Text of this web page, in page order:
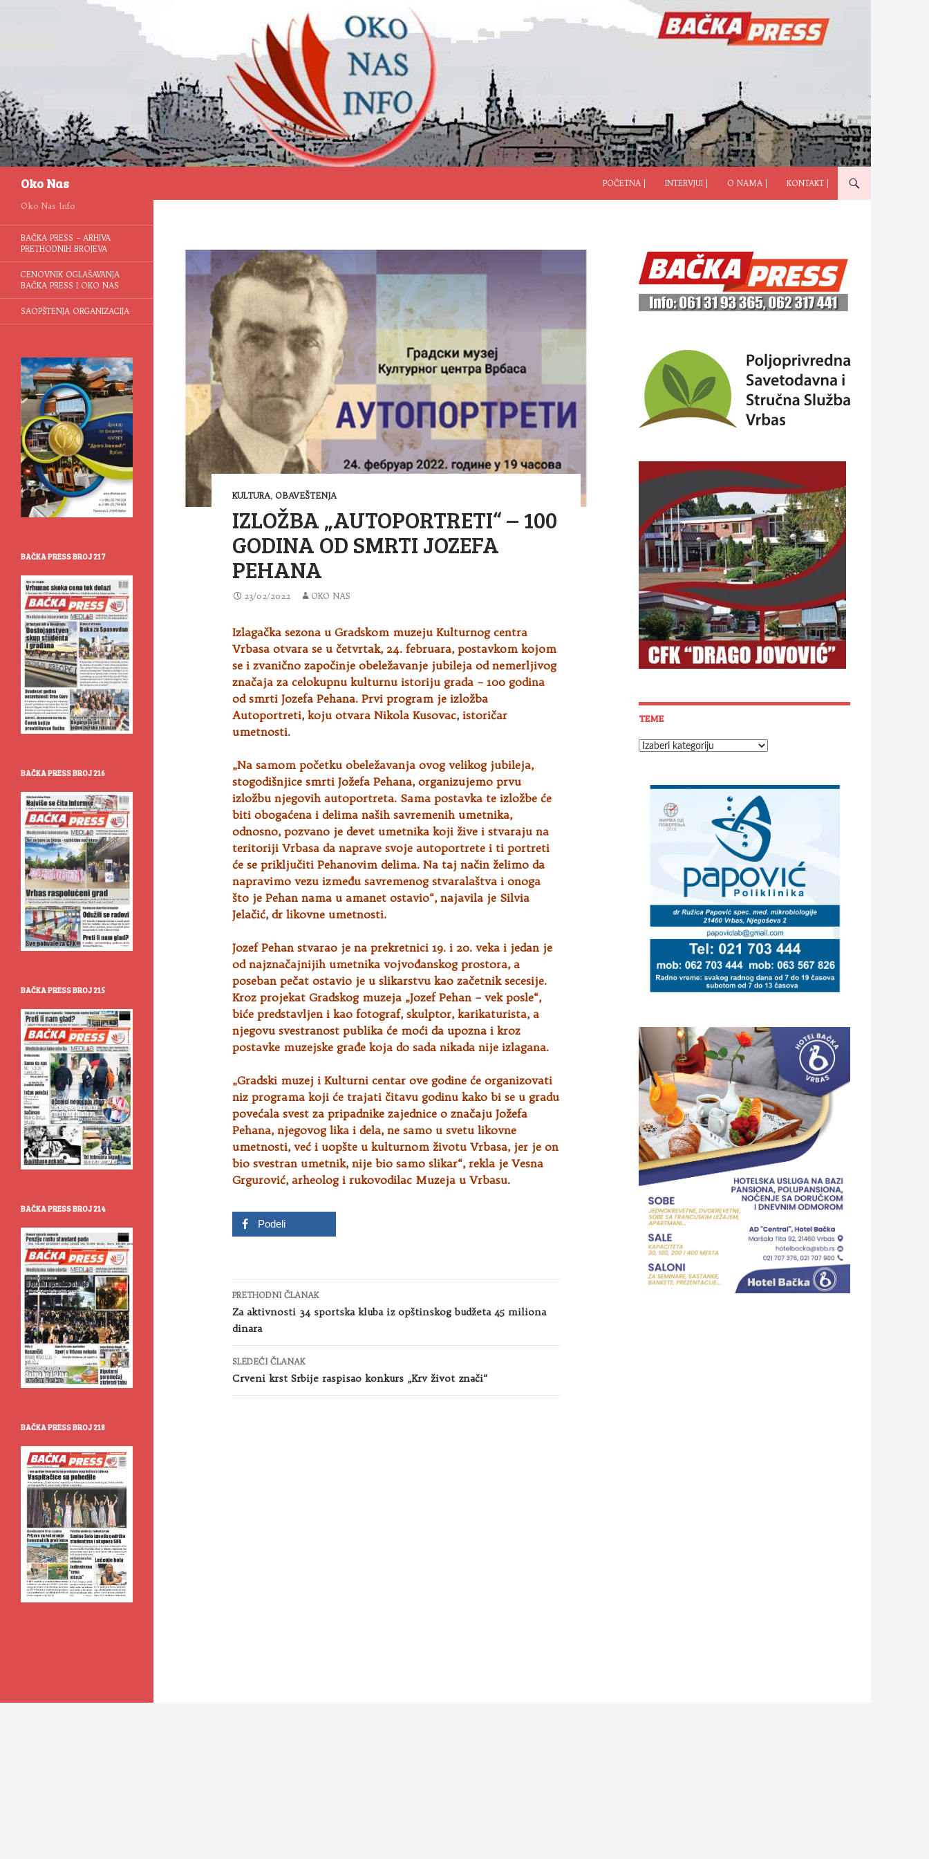
Oko Nas
POČETNA |
INTERVJUI | O NAMA | KONTAKT |
KULTURA, OBAVEŠTENJA
IZLOŽBA „AUTOPORTRETI“ – 100
GODINA OD SMRTI JOZEFA
PEHANA
23/02/2022 OKO NAS
Izlagačka sezona u Gradskom muzeju Kulturnog centra
Vrbasa otvara se u četvrtak, 24. februara, postavkom kojom
se i zvanično započinje obeležavanje jubileja odnemerljivog
značaja za celokupnu kulturnu istoriju grada – 100 godina
od smrti Jozefa Pehana. Prvi program je izložba
Autoportreti, koju otvara Nikola Kusovac, istoričar
umetnosti.
„Na samom početku obeležavanja ovog velikog jubileja,
stogodišnjice smrti Jožefa Pehana, organizujemo prvu
izložbu njegovih autoportreta. Sama postavka te izložbe će
biti obogaćena i delima naših savremenih umetnika,
odnosno, pozvano je devet umetnika koji žive i stvaraju na
teritoriji Vrbasa da naprave svoje autoportrete i ti portreti
će se priključiti Pehanovim delima. Na taj način želimo da
napravimo vezu između savremenog stvaralaštva i onoga
što je Pehan nama u amanet ostavio“, najavila je Silvia
Jelačić, dr likovne umetnosti.
Jozef Pehan stvarao je na prekretnici 19. i 20. veka i jedan je
od najznačajnijih umetnika vojvođanskog prostora, a
poseban pečat ostavio je u slikarstvu kao začetnik secesije.
Kroz projekat Gradskog muzeja „Jozef Pehan – vek posle“,
biće predstavljen i kao fotograf, skulptor, karikaturista, a
njegovu svestranost publika će moći da upozna i kroz
postavke muzejske građe koja do sada nikada nije izlagana.
„Gradski muzej i Kulturni centar ove godine će organizovati
niz programa koji će trajati čitavu godinu kako bi se u gradu
povećala svest za pripadnike zajednice o značaju Jožefa
Pehana, njegovog lika i dela, ne samo u svetu likovne
umetnosti, već i uopšte u kulturnom životu Vrbasa, jer je on
bio svestran umetnik, nije bio samo slikar“, rekla je Vesna
Grgurović, arheolog i rukovodilac Muzeja u Vrbasu.
Podeli
Kretanje
članaka
PRETHODNI ČLANAK
Za aktivnosti 34 sportska kluba iz opštinskog budžeta 45 miliona
dinara
SLEDEĆI ČLANAK
Crveni krst Srbije raspisao konkurs „Krv život znači“
TEME
Teme
Oko Nas Info
BAČKA PRESS – ARHIVA
PRETHODNIH BROJEVA
CENOVNIK OGLAŠAVANJA
BAČKA PRESS I OKO NAS
SAOPŠTENJA ORGANIZACIJA
BAČKA PRESS BROJ 217
BAČKA PRESS BROJ 216
BAČKA PRESS BROJ 215
BAČKA PRESS BROJ 214
BAČKA PRESS BROJ 218